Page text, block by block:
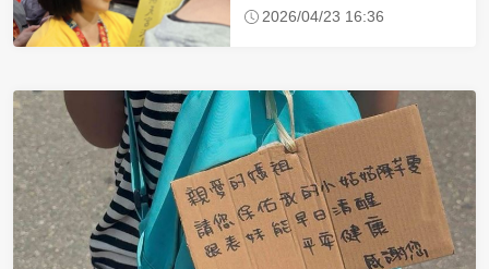
布忍尿5小時不喊累
2026/04/23 16:36